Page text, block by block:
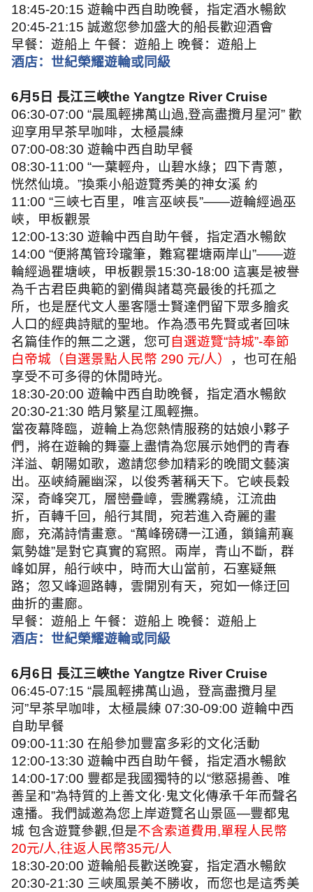
18:45-20:15 遊輪中西自助晚餐，指定酒水暢飲
20:45-21:15 誠邀您參加盛大的船長歡迎酒會
早餐：遊船上 午餐：遊船上 晚餐：遊船上
酒店：世紀榮耀遊輪或同級
6月 5 日 長江三峽the Yangtze River Cruise
06:30-07:00 “晨風輕拂萬山過,登高盡攬月星河” 歡
迎享用早茶早咖啡，太極晨練
07:00-08:30 遊輪中西自助早餐
08:30-11:00 “一葉輕舟，山碧水綠；四下青蔥，
恍然仙境。 ”換乘小船遊覽秀美的神女溪 約
11:00 “三峽七百里，唯言巫峽長”——遊輪經過巫
峽，甲板觀景
12:00-13:30 遊輪中西自助午餐，指定酒水暢飲
14:00 “便將萬管玲瓏筆，難寫瞿塘兩岸山”——遊
輪經過瞿塘峽，甲板觀景15:30-18:00 這裏是被譽
為千古君臣典範的劉備與諸葛亮最後的托孤之
所，也是歷代文人墨客隱士賢達們留下眾多膾炙
人口的經典詩賦的聖地。作為憑弔先賢或者回味
名篇佳作的無二之選，您可自選遊覽“詩城”-奉節
白帝城（自選景點人民幣 290 元/人）
，也可在船
享受不可多得的休閒時光。
18:30-20:00 遊輪中西自助晚餐，指定酒水暢飲
20:30-21:30 皓月繁星江風輕撫。
當夜幕降臨，遊輪上為您熱情服務的姑娘小夥子
們，將在遊輪的舞臺上盡情為您展示她們的青春
洋溢、朝陽如歌，邀請您參加精彩的晚間文藝演
出。巫峽綺麗幽深，以俊秀著稱天下。它峽長穀
深，奇峰突兀，層巒疊嶂，雲騰霧繞，江流曲
折，百轉千回，船行其間，宛若進入奇麗的畫
廊，充滿詩情畫意。 “萬峰磅礴一江通，鎖鑰荊襄
氣勢雄”是對它真實的寫照。兩岸，青山不斷，群
峰如屏，船行峽中，時而大山當前，石塞疑無
路；忽又峰迴路轉，雲開別有天，宛如一條迂回
曲折的畫廊。
早餐：遊船上 午餐：遊船上 晚餐：遊船上
酒店：世紀榮耀遊輪或同級
6月 6 日 長江三峽the Yangtze River Cruise
06:45-07:15 “晨風輕拂萬山過，登高盡攬月星
河”早茶早咖啡，太極晨練 07:30-09:00 遊輪中西
自助早餐
09:00-11:30 在船參加豐富多彩的文化活動
12:00-13:30 遊輪中西自助午餐，指定酒水暢飲
14:00-17:00 豐都是我國獨特的以“懲惡揚善、唯
善呈和”為特質的上善文化·鬼文化傳承千年而聲名
遠播。我們誠邀為您上岸遊覽名山景區—豐都鬼
城 包含遊覽參觀,但是不含索道費用,單程人民幣
20元/人,往返人民幣35元/人
18:30-20:00 遊輪船長歡送晚宴，指定酒水暢飲
20:30-21:30 三峽風景美不勝收，而您也是這秀美